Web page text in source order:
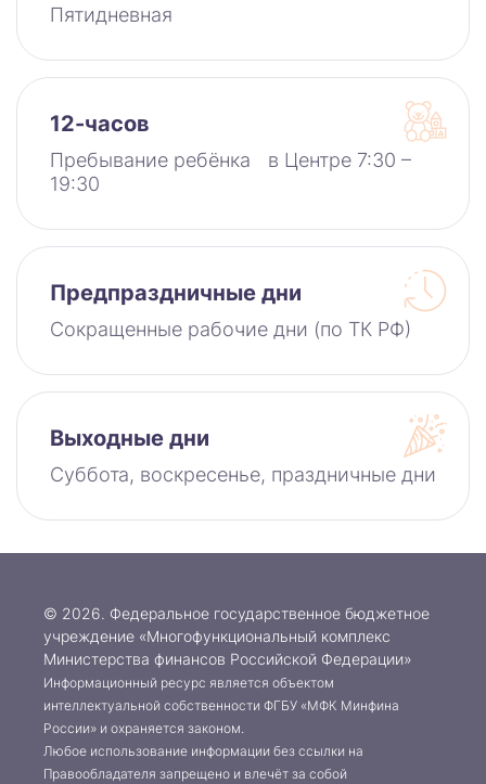
Пятидневная
12-часов
Пребывание ребёнка в Центре 7:30 –
19:30
Предпраздничные дни
Сокращенные рабочие дни (по ТК РФ)
Выходные дни
Суббота, воскресенье, праздничные дни
© 2026. Федеральное государственное бюджетное
учреждение «Многофункциональный комплекс
Министерства финансов Российской Федерации»
Информационный ресурс является объектом
интеллектуальной собственности ФГБУ «МФК Минфина
России» и охраняется законом.
Любое использование информации без ссылки на
Правообладателя запрещено и влечёт за собой